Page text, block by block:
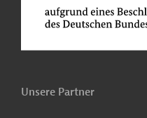
Unsere Partner